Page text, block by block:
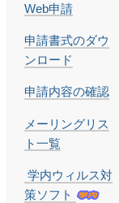
ョ
ン
に
飛
ぶ
Web申請
申請書式のダウ
ンロード
申請内容の確認
メーリングリス
ト一覧
学内ウィルス対
策ソフト